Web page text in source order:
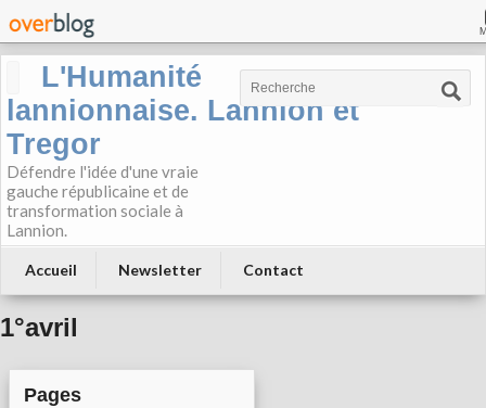
L'Humanité
lannionnaise. Lannion et
Tregor
Défendre l'idée d'une vraie
gauche républicaine et de
transformation sociale à
Lannion.
Accueil Newsletter Contact
1°avril
Pages